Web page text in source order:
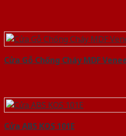
Cửa Gỗ Chống Cháy MDF
Cửa ABS KOS 101E